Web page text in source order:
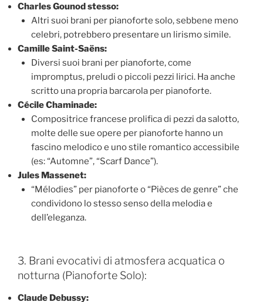
Charles Gounod stesso:
Altri suoi brani per pianoforte solo, sebbene meno
celebri, potrebbero presentare un lirismo simile.
Camille Saint-Saëns:
Diversi suoi brani per pianoforte, come
impromptus, preludi o piccoli pezzi lirici. Ha anche
scritto una propria barcarola per pianoforte.
Cécile Chaminade:
Compositrice francese prolifica di pezzi da salotto,
molte delle sue opere per pianoforte hanno un
fascino melodico e uno stile romantico accessibile
(es: “Automne”, “Scarf Dance”).
Jules Massenet:
“Mélodies” per pianoforte o “Pièces de genre” che
condividono lo stesso senso della melodia e
dell’eleganza.
3. Brani evocativi di atmosfera acquatica o
notturna (Pianoforte Solo):
Claude Debussy: